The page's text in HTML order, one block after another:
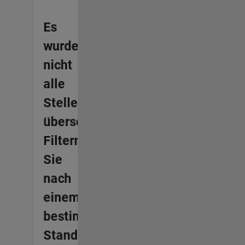
Es
wurden
nicht
alle
Stellen
übersetzt.
Filtern
Sie
nach
einem
bestimmten
Standort,